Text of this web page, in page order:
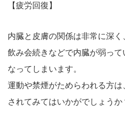
【疲労回復】
内臓と皮膚の関係は非常に深く
飲み会続きなどで内臓が弱っ
なってしまいます。
運動や禁煙がためらわれる方
されてみてはいかがでしょうか